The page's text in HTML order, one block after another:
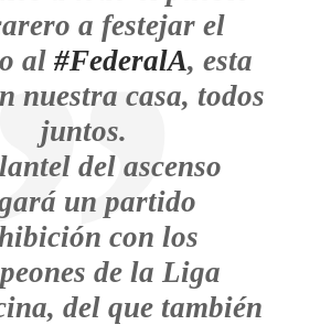
a festejar el
al #FederalA, esta
nuestra casa, todos
juntos.
del ascenso
un partido
con los
de la Liga
del que también